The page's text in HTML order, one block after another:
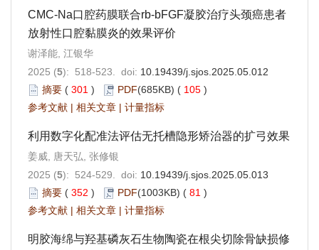
CMC-Na口腔药膜联合rb-bFGF凝胶治疗头颈癌患者
放射性口腔黏膜炎的效果评价
谢泽能, 江银华
2025 (5): 518-523. doi: 10.19439/j.sjos.2025.05.012
摘要 ( 301 ) PDF(685KB) ( 105 )
参考文献 | 相关文章 | 计量指标
利用数字化配准法评估无托槽隐形矫治器的扩弓效果
姜威, 唐天弘, 张修银
2025 (5): 524-529. doi: 10.19439/j.sjos.2025.05.013
摘要 ( 352 ) PDF(1003KB) ( 81 )
参考文献 | 相关文章 | 计量指标
明胶海绵与羟基磷灰石生物陶瓷在根尖切除骨缺损修